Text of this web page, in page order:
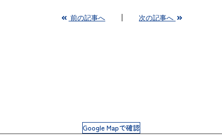
前の記事へ 次の記事へ
Google Mapで確認